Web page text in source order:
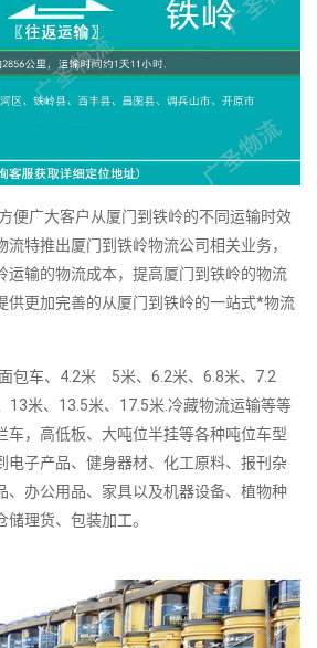
广大客户从厦门到铁岭的不同运输时效
特推出厦门到铁岭物流公司相关业务，
运输的物流成本，提高厦门到铁岭的物流
供更加完善的从厦门到铁岭的一站式*物流
包车、4.2米 5米、6.2米、6.8米、7.2
13米、13.5米、17.5米.冷藏物流运输等等
，高低板、大吨位半挂等各种吨位车型
电子产品、健身器材、化工原料、报刊杂
、办公用品、家具以及机器设备、植物种
理货、包装加工。